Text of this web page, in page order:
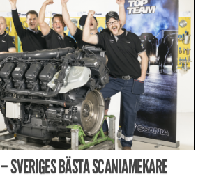
SVERIGES BÄSTA SCANIAMEKARE